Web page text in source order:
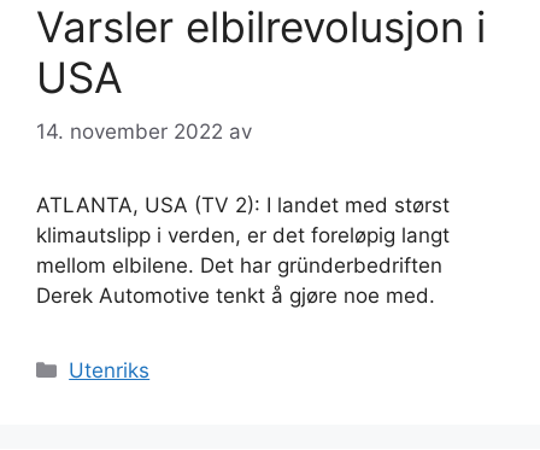
Varsler elbil­revolusjon i
USA
14. november 2022 av
ATLANTA, USA (TV 2): I landet med størst
klimautslipp i verden, er det foreløpig langt
mellom elbilene. Det har gründerbedriften
Derek Automotive tenkt å gjøre noe med.
Kategorier
Utenriks